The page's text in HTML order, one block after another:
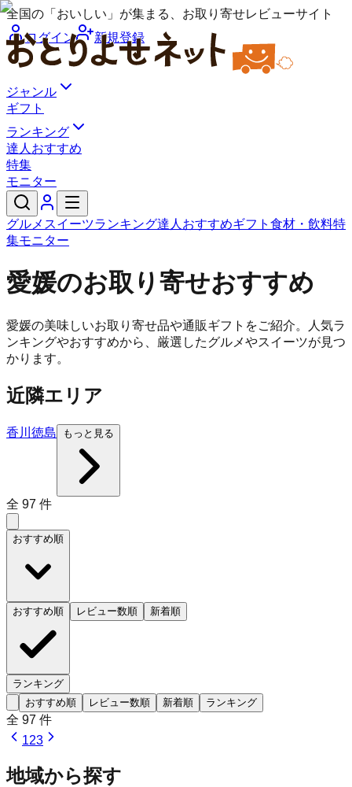
全国の「おいしい」が集まる、お取り寄せレビューサイト
ログイン
新規登録
ジャンル
ギフト
ランキング
達人おすすめ
特集
モニター
グルメ スイーツランキング達人おすすめギフト 食材・飲料特
集モニター
愛媛のお取り寄せおすすめ
愛媛の美味しいお取り寄せ品や通販ギフトをご紹介。人気ラ
ンキングやおすすめから、厳選したグルメやスイーツが見つ
かります。
近隣エリア
香川 徳島 もっと見る
全 97 件
おすすめ順
おすすめ順 レビュー数順 新着順
ランキング
おすすめ順
レビュー数順 新着順 ランキング
全 97 件
123
地域から探す